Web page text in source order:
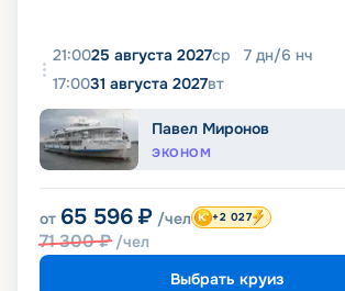
21:0025 августа 2027ср 7 дн/6 нч
17:0031 августа 2027вт
Павел Миронов
ЭКОНОМ
от 65 596 ₽ /чел
71 300₽ /чел
+2 027
Выбрать круиз